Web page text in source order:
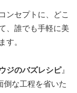
ンセプトに、どこ
、誰でも手軽に美
す。
ジのバズレシピ』
倒な工程を省いた